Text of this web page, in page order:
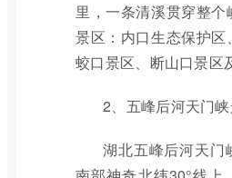
里，一条清溪贯穿整
景区：内口生态保护区
蛟口景区、断山口景区
2、五峰后河天门
湖北五峰后河天门